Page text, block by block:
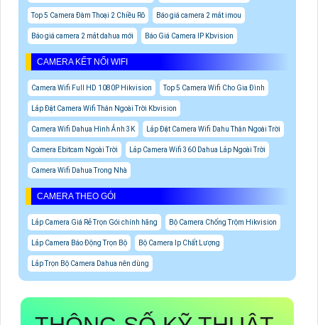
Top 5 Camera Đàm Thoại 2 Chiều Rõ Báo giá camera 2 mắt imou
Báo giá camera 2 mắt dahua mới Báo Giá Camera IP Kbvision
CAMERA KẾT NỐI WIFI
Camera Wifi Full HD 1080P Hikvision Top 5 Camera Wifi Cho Gia Đình
Lắp Đặt Camera Wifi Thân Ngoài Trời Kbvision
Camera Wifi Dahua Hình Ảnh 3K Lắp Đặt Camera Wifi Dahu Thân Ngoài Trời
Camera Ebitcam Ngoài Trời Lắp Camera Wifi 360 Dahua Lắp Ngoài Trời
Camera Wifi Dahua Trong Nhà
CAMERA THEO GÓI
Lắp Camera Giá Rẻ Trọn Gói chính hãng Bộ Camera Chống Trộm Hikvision
Lắp Camera Báo Động Trọn Bộ Bộ Camera Ip Chất Lượng
Lắp Trọn Bộ Camera Dahua nên dùng